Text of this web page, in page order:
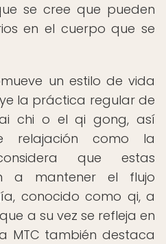
se cree que pueden
en el cuerpo que se
un estilo de vida
la práctica regular de
chi o el qi gong, así
relajación como la
que estas
a mantener el flujo
conocido como qi, a
a su vez se refleja en
MTC también destaca